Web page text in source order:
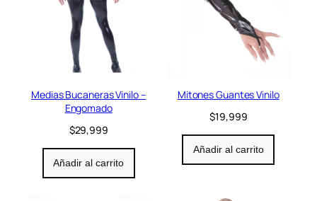
Medias Bucaneras Vinilo –
Engomado
$29,999
Añadir al carrito
Mitones Guantes Vinilo
$19,999
Añadir al carrito